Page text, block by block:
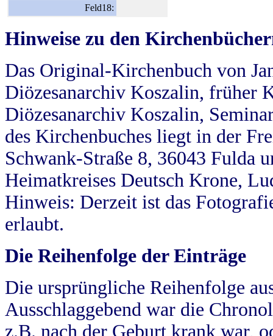
Feld18:
Hinweise zu den
Das Original-Kirchenbuch von
Diözesanarchiv Koszalin, früher
Diözesanarchiv Koszalin,
des Kirchenbuches liegt in der
Schwank-Straße 8, 36043 Fulda
Heimatkreises Deutsch Krone,
Hinweis: Derzeit ist das
erlaubt.
Die Reihenfolge der Einträge
Die ursprüngliche Reihenfolge
Ausschlaggebend war die
z.B. nach der Geburt krank war,